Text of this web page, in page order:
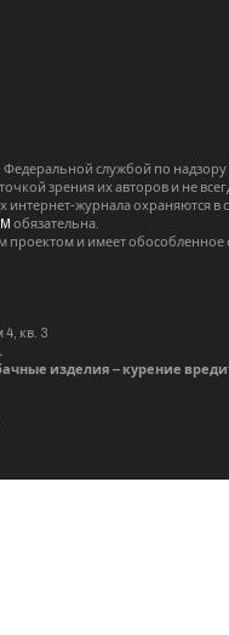
Федеральной службой по
зрения их авторов и не
интернет-журнала охраняются
обязательна.
проектом и имеет
кв. 3
изделия – курение